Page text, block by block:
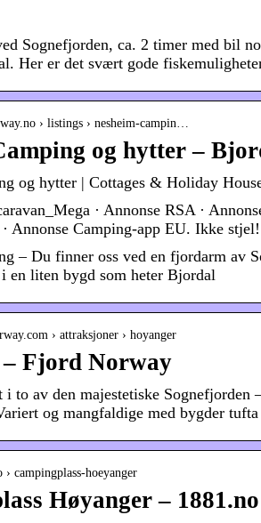
Sognefjorden, ca. 2 timer med bil
Her er det svært gode
› listings › nesheim-campin…
og hytter –
og hytter | Cottages & Holiday
· Annonse RSA ·
Annonse Camping-app EU. Ikke
– Du finner oss ved en fjordarm av
en liten bygd som heter Bjordal
› attraksjoner › hoyanger
Fjord Norway
i to av den majestetiske Sognefjorden
og mangfaldige med bygder
campingplass-hoeyanger
Høyanger – 1881.no